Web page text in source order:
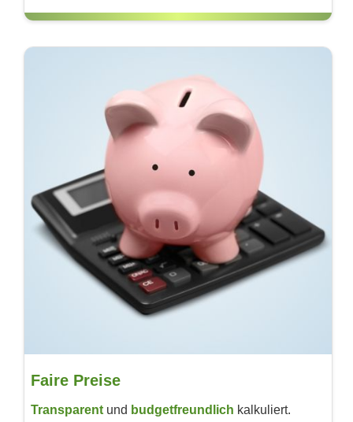
Faire Preise
Transparent und budget­freundlich kalkuliert.